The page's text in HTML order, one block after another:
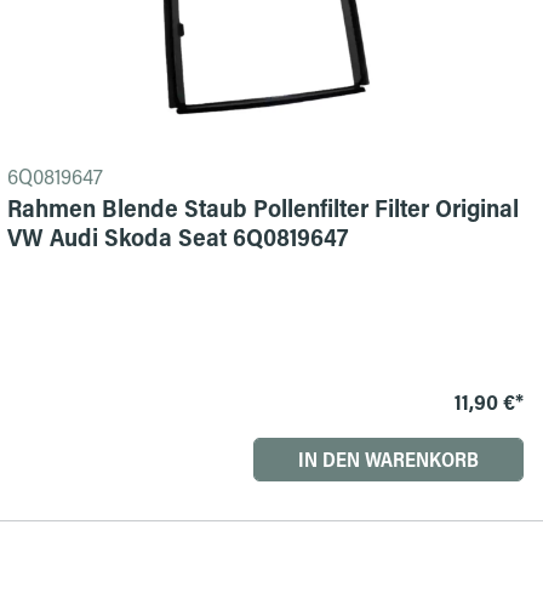
6Q0819647
Rahmen Blende Staub Pollenfilter Filter Original
VW Audi Skoda Seat 6Q0819647
11,90 €*
IN DEN WARENKORB